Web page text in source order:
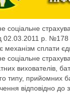
соціальне
02.03.2011 р.
механізм сплати
соціальне
вихователів,
типу, прийомних
відповідно до